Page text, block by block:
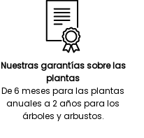
Nuestras garantías sobre las
plantas
De 6 meses para las plantas
anuales a 2 años para los
árboles y arbustos.